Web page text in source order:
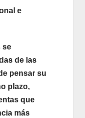
e
se
de las
pensar su
plazo,
que
más